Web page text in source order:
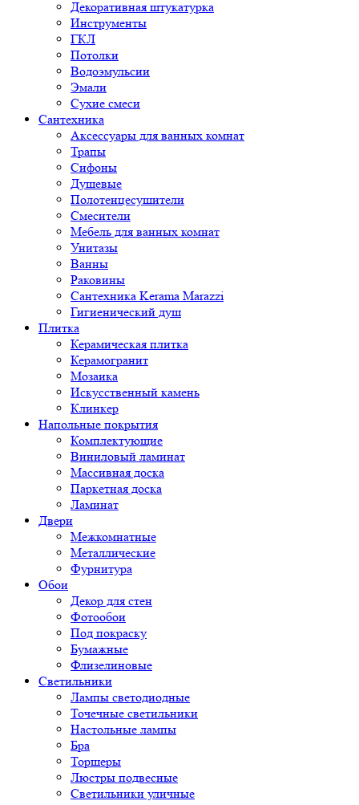
Декоративная штукатурка
Инструменты
ГКЛ
Потолки
Водоэмульсии
Эмали
Сухие смеси
Сантехника
Аксессуары для ванных комнат
Трапы
Сифоны
Душевые
Полотенцесушители
Смесители
Мебель для ванных комнат
Унитазы
Ванны
Раковины
Сантехника Kerama Marazzi
Гигиенический душ
Плитка
Керамическая плитка
Керамогранит
Мозаика
Искусственный камень
Клинкер
Напольные покрытия
Комплектующие
Виниловый ламинат
Массивная доска
Паркетная доска
Ламинат
Двери
Межкомнатные
Металлические
Фурнитура
Обои
Декор для стен
Фотообои
Под покраску
Бумажные
Флизелиновые
Светильники
Лампы светодиодные
Точечные светильники
Настольные лампы
Бра
Торшеры
Люстры подвесные
Светильники уличные